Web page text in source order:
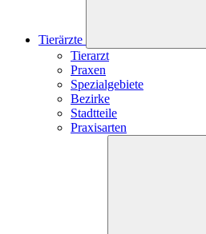
Tierärzte
Tierarzt
Praxen
Spezialgebiete
Bezirke
Stadtteile
Praxisarten